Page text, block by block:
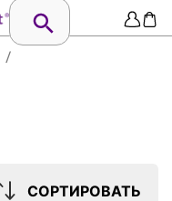
/
СОРТИРОВАТЬ